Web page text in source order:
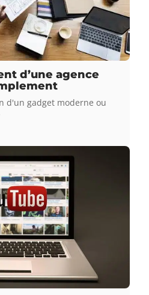
d’une agence
d'un gadget moderne ou